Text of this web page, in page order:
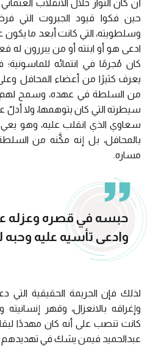
أن كان الثُّوار خلال الانقلاب
حين فكوا قيود الجبروت التي
وسلطويته، التي كانت أبعد ما يكون
ادعى هو أو ابنته أو من يبررون له
كان مُجرمًا في انتمائه
يعرف كثيرًا من أعضاء المحافل
من السلطة في عهده، وسمح
سيطرته التي كان يتوهمها، ولا
سعاوي الذي انقلب عليه، وهو يعي
بالمحافل، بل إنه مكَّنه من
مساره.
حبسه في قصره وعزله
وادعى تأسيه عليه وحبه
لذلك فإن الجريمة الحقيقية التي
وإغراقه بالانعزال، وقهر
كانت تنصب على أنه كان مهددًا
عبدالحميد فيمن يشك في تهديدهم